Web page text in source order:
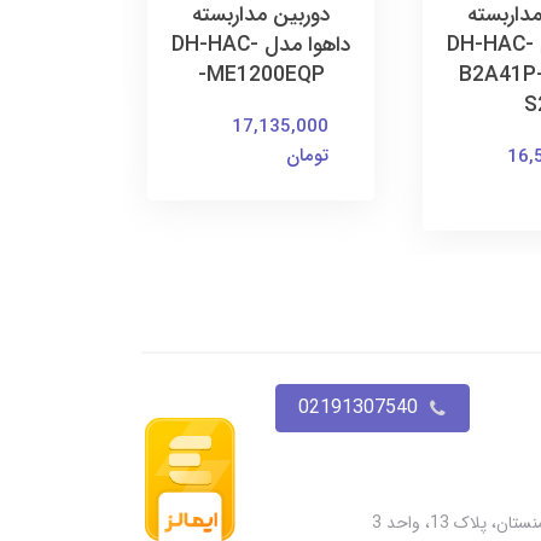
داهوا مدل DH-HAC-
دوربین مداربسته
داهوا مدل DH-HAC-
ME1200EQP-
17,135,000
تومان
02191307540
13، واحد 3